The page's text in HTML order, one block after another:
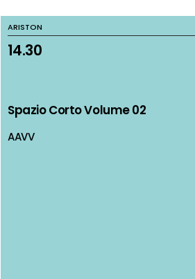
ARISTON
14.30
Spazio Corto Volume 02
AAVV
ARISTON
14.30
Spazio Corto Volume 02
AAVV